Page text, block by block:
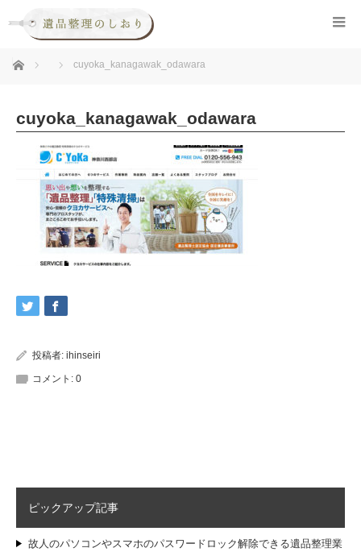
ホーム cuyoka_kanagawak_odawara
cuyoka_kanagawak_odawara
投稿者: ihinseiri
コメント: 0
ピックアップ記事
故人のパソコンやスマホのパスワードロック解除できる遺品整理業